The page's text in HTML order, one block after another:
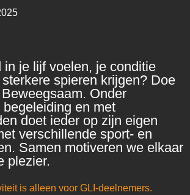
in je lijf voelen, je conditie
spieren krijgen? Doe
Onder
en met
doet ieder op zijn eigen
verschillende sport- en
Samen motiveren we elkaar
plezier.
is alleen voor GLI-deelnemers.